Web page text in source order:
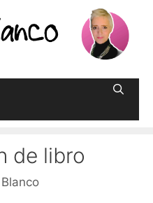
de libro